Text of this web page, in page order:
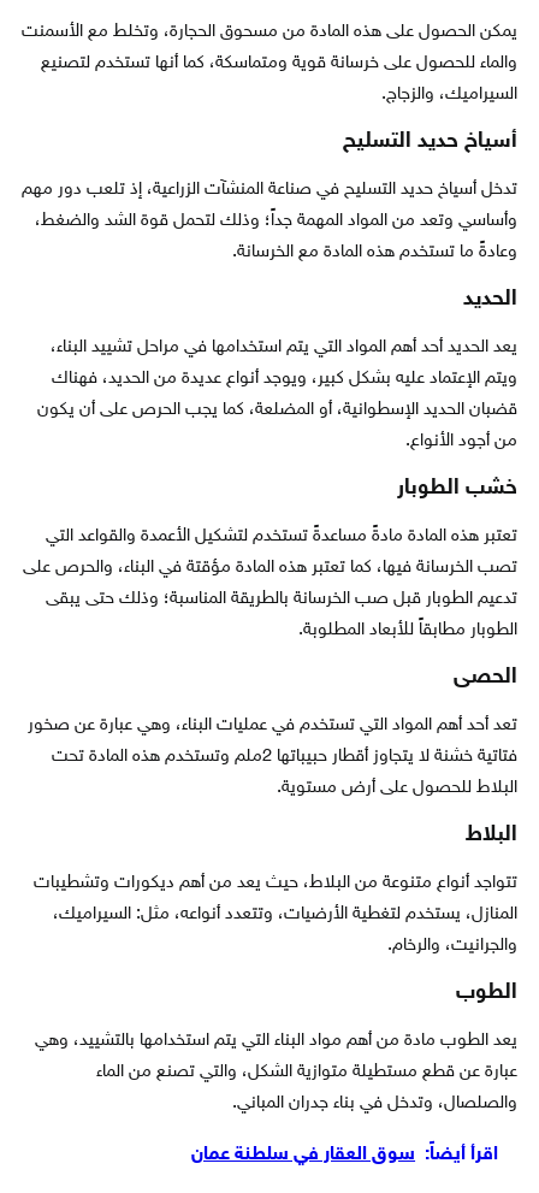
يمكن الحصول على هذه المادة من مسحوق الحجارة، وتخلط مع الأسمنت
والماء للحصول على خرسانة قوية ومتماسكة، كما أنها تستخدم لتصنيع
السيراميك، والزجاج.
أسياخ حديد التسليح
تدخل أسياخ حديد التسليح في صناعة المنشآت الزراعية، إذ تلعب دور مهم
وأساسي وتعد من المواد المهمة جداً؛ وذلك لتحمل قوة الشد والضغط،
وعادةً ما تستخدم هذه المادة مع الخرسانة.
الحديد
يعد الحديد أحد أهم المواد التي يتم استخدامها في مراحل تشييد البناء،
ويتم الإعتماد عليه بشكل كبير، ويوجد أنواع عديدة من الحديد، فهناك
قضبان الحديد الإسطوانية، أو المضلعة، كما يجب الحرص على أن يكون
من أجود الأنواع.
خشب الطوبار
تعتبر هذه المادة مادةً مساعدةً تستخدم لتشكيل الأعمدة والقواعد التي
تصب الخرسانة فيها، كما تعتبر هذه المادة مؤقتة في البناء، والحرص على
تدعيم الطوبار قبل صب الخرسانة بالطريقة المناسبة؛ وذلك حتى يبقى
الطوبار مطابقاً للأبعاد المطلوبة.
الحصى
تعد أحد أهم المواد التي تستخدم في عمليات البناء، وهي عبارة عن صخور
فتاتية خشنة لا يتجاوز أقطار حبيباتها 2ملم وتستخدم هذه المادة تحت
البلاط للحصول على أرض مستوية.
البلاط
تتواجد أنواع متنوعة من البلاط، حيث يعد من أهم ديكورات وتشطيبات
المنازل، يستخدم لتغطية الأرضيات، وتتعدد أنواعه، مثل: السيراميك،
والجرانيت، والرخام.
الطوب
يعد الطوب مادة من أهم مواد البناء التي يتم استخدامها بالتشييد، وهي
عبارة عن قطع مستطيلة متوازية الشكل، والتي تصنع من الماء
والصلصال، وتدخل في بناء جدران المباني.
اقرأ أيضاً: سوق العقار في سلطنة عمان